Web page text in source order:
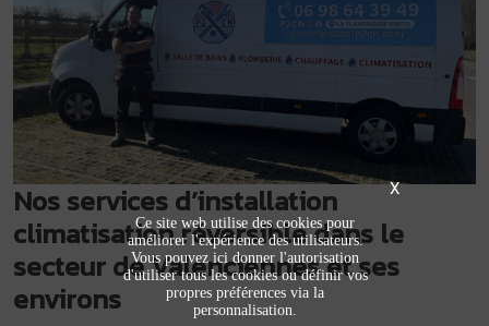
Nos services d’installation
climatisation réversible dans le
secteur de Valenciennes et ses
environs
X
Ce site web utilise des cookies pour
améliorer l'expérience des utilisateurs.
Vous pouvez ici donner l'autorisation
d'utiliser tous les cookies ou définir vos
propres préférences via la
personnalisation.